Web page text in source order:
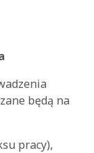
będą na
pracy),